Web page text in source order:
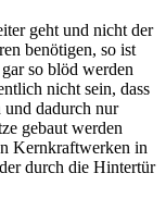
geht und nicht der
benö­ti­gen, so ist
so blöd wer­den
nicht sein, dass
und dadurch nur
gebaut wer­den
Kern­kraft­wer­ken in
durch die Hin­ter­tür